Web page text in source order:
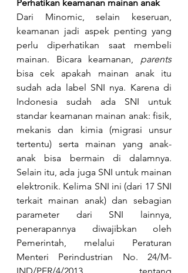
Perhatikan keamanan mainan anak
Dari Minomic, selain keseruan,
keamanan jadi aspek penting yang
perlu diperhatikan saat membeli
mainan. Bicara keamanan,
parents
bisa cek apakah mainan anak itu
sudah ada label SNI nya. Karena di
Indonesia sudah ada SNI untuk
standar keamanan mainan anak: fisik,
mekanis dan kimia (migrasi unsur
tertentu) serta mainan yang anak-
anak bisa bermain di dalamnya.
Selain itu, ada juga SNI untuk mainan
elektronik. Kelima SNI ini (dari 17 SNI
terkait mainan anak) dan sebagian
parameter dari SNI lainnya,
penerapannya diwajibkan oleh
Pemerintah, melalui Peraturan
Menteri Perindustrian No. 24/M-